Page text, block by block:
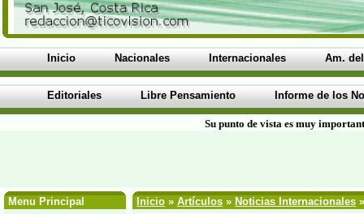
Inicio Nacionales Internacionales Am.
Editoriales Libre Pensamiento Informe de los
Su punto de vista es muy
Menu Principal
Inicio » Artículos » Noticias Internacionales